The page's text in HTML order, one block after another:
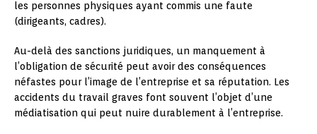
les personnes physiques ayant commis une faute
(dirigeants, cadres).
Au-delà des sanctions juridiques, un manquement à
l’obligation de sécurité peut avoir des conséquences
néfastes pour l’image de l’entreprise et sa réputation. Les
accidents du travail graves font souvent l’objet d’une
médiatisation qui peut nuire durablement à l’entreprise.